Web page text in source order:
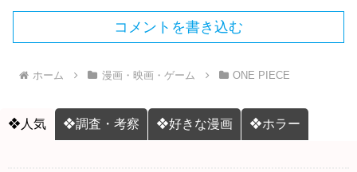
コメントを書き込む
ホーム 漫画・映画・ゲーム ONE PIECE
❖人気 ❖調査・考察 ❖好きな漫画 ❖ホラー